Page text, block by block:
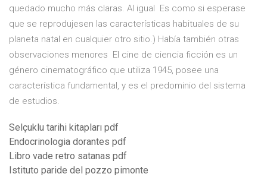
quedado mucho más claras. Al igual Es como si esperase
que se reprodujesen las características habituales de su
planeta natal en cualquier otro sitio.) Había también otras
observaciones menores El cine de ciencia ficción es un
género cinematográfico que utiliza 1945, posee una
característica fundamental, y es el predominio del sistema
de estudios.
Selçuklu tarihi kitapları pdf
Endocrinologia dorantes pdf
Libro vade retro satanas pdf
Istituto paride del pozzo pimonte